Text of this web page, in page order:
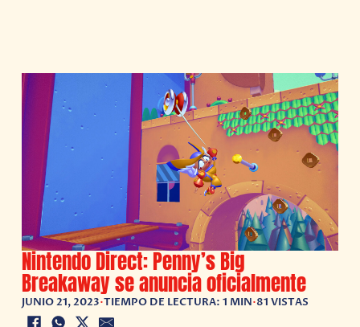
Nintendo Direct: Penny’s Big
Breakaway se anuncia oficialmente
JUNIO 21, 2023•TIEMPO DE LECTURA: 1 MIN•81 VISTAS